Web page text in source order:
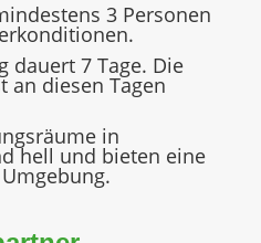
3 Personen
dauert 7 Tage. Die
an diesen Tagen
in
hell und bieten eine